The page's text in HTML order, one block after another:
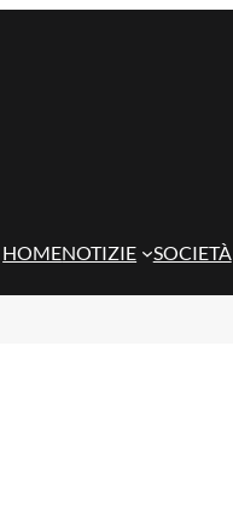
HOMENOTIZIE SOCIETÀ